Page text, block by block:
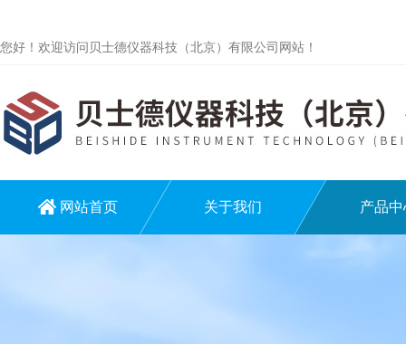
您好！欢迎访问贝士德仪器科技（北京）有限公司网站！
网站首页 关于我们 产品中